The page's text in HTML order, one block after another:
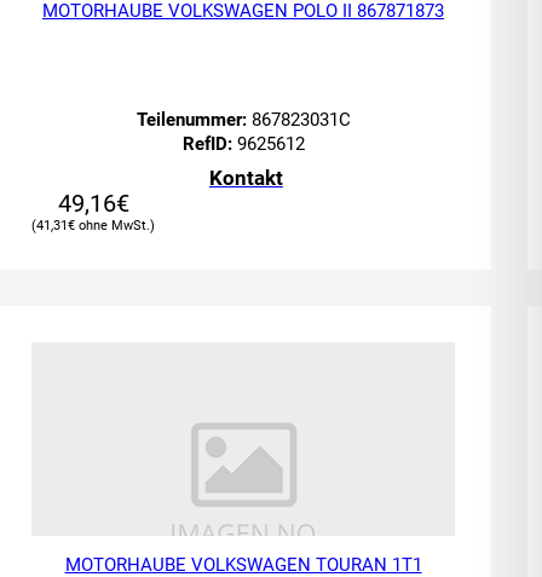
MOTORHAUBE VOLKSWAGEN POLO II 867871873
Teilenummer:867823031C
RefID:9625612
Kontakt
49,16€
41,31€
MOTORHAUBE VOLKSWAGEN TOURAN 1T1